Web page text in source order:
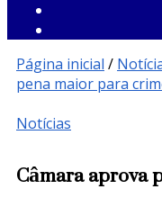
Página inicial /
pena maior para
Notícias
Câmara aprova